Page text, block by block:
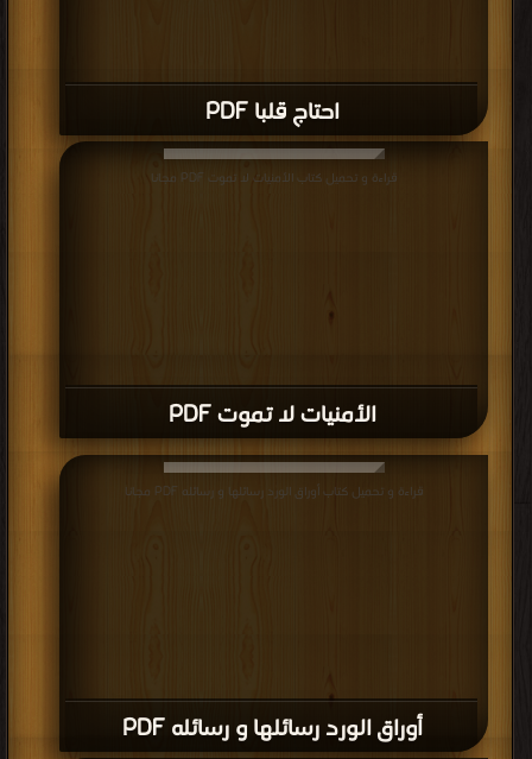
احتاج قلبا PDF
الأمنيات لا تموت PDF
قراءة و تحميل كتاب الأمنيات لا تموت PDF مجانا
أوراق الورد رسائلها و رسائله PDF
قراءة و تحميل كتاب أوراق الورد رسائلها و رسائله PDF مجانا